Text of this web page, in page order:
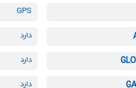
GPS
دارد
دارد
دارد